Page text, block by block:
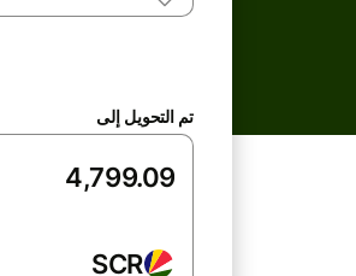
تم التحويل إلى
SCR